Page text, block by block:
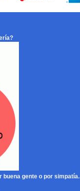
buena gente o por simpatía.